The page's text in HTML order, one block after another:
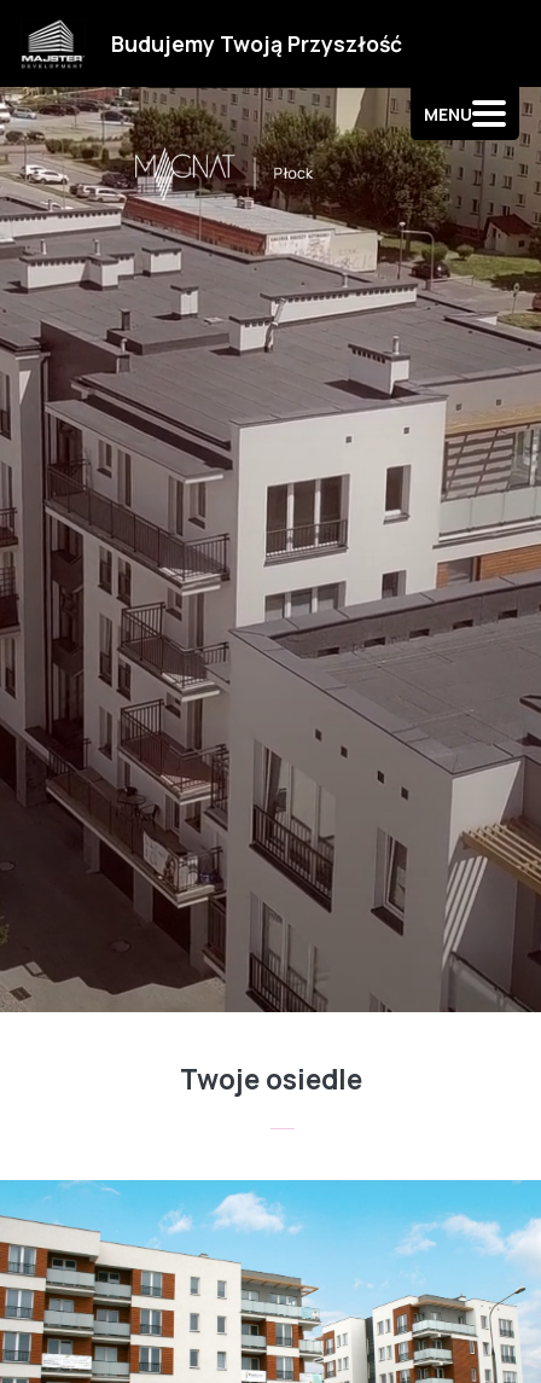
Budujemy Twoją Przyszłość
MENU
Kontakt
Twoje osiedle